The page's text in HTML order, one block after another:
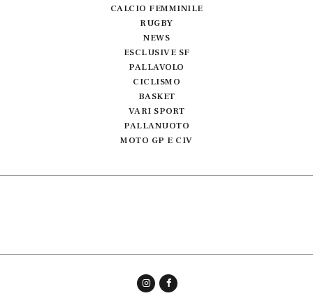
CALCIO FEMMINILE
RUGBY
NEWS
ESCLUSIVE SF
PALLAVOLO
CICLISMO
BASKET
VARI SPORT
PALLANUOTO
MOTO GP E CIV